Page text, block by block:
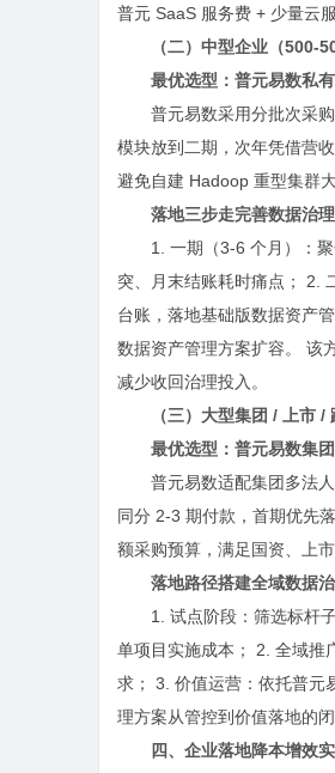
普元 SaaS 服务费 + 少量云
（二）中型企业（500-
最优选型：普元易数私
普元易数采用分批次采
模块放到二期，次年凭借营
避免自建 Hadoop 重型集群
落地三步走完善数据治
1. 一期（3-6 个月）：
突、月末结账耗时痛点； 2.
台账，落地基础版数据资产
数据资产管理方案扩容。 该
减少收回治理投入。
（三）大型集团 / 上市
最优选型：普元易数集
普元易数适配集团多法
同分 2-3 期付款，首期优先
额采购预算，满足国资、上
落地路径搭建全域数据
1. 试点阶段：筛选标杆
单项目实施成本； 2. 全域推
求； 3. 价值运营：依托普元
理方案从管控到价值落地的闭
四、企业落地降本增效